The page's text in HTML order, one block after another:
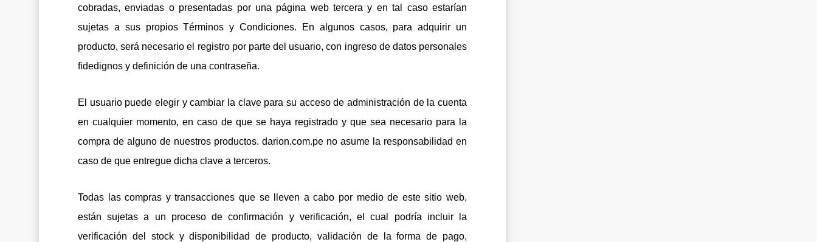
cobradas, enviadas o presentadas por una página web tercera y en tal caso estarían
sujetas a sus propios Términos y Condiciones. En algunos casos, para adquirir un
producto, será necesario el registro por parte del usuario, con ingreso de datos personales
fidedignos y definición de una contraseña.
El usuario puede elegir y cambiar la clave para su acceso de administración de la cuenta
en cualquier momento, en caso de que se haya registrado y que sea necesario para la
compra de alguno de nuestros productos. darion.com.pe no asume la responsabilidad en
caso de que entregue dicha clave a terceros.
Todas las compras y transacciones que se lleven a cabo por medio de este sitio web,
están sujetas a un proceso de confirmación y verificación, el cual podría incluir la
verificación del stock y disponibilidad de producto, validación de la forma de pago,